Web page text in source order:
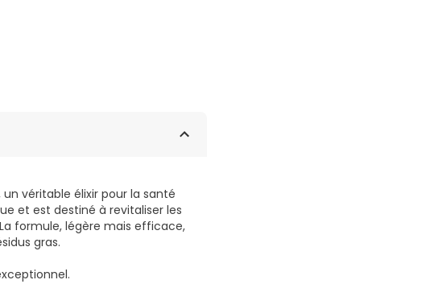
un véritable élixir pour la santé
et est destiné à revitaliser les
formule, légère mais efficace,
gras.